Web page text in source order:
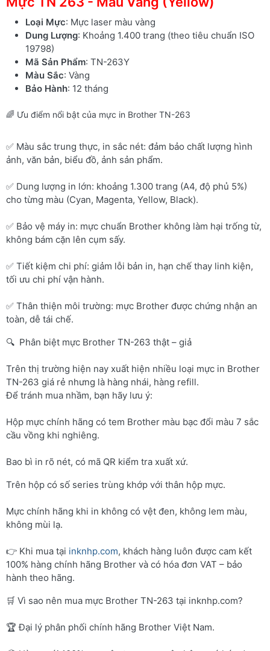
Loại Mực: Mực laser màu vàng
Dung Lượng: Khoảng 1.400 trang (theo tiêu chuẩn ISO
19798)
Mã Sản Phẩm: TN-263Y
Màu Sắc: Vàng
Bảo Hành: 12 tháng
🌈 Ưu điểm nổi bật của mực in Brother TN-263
✅ Màu sắc trung thực, in sắc nét: đảm bảo chất lượng hình
ảnh, văn bản, biểu đồ, ảnh sản phẩm.
✅ Dung lượng in lớn: khoảng 1.300 trang (A4, độ phủ 5%)
cho từng màu (Cyan, Magenta, Yellow, Black).
✅ Bảo vệ máy in: mực chuẩn Brother không làm hại trống từ,
không bám cặn lên cụm sấy.
✅ Tiết kiệm chi phí: giảm lỗi bản in, hạn chế thay linh kiện,
tối ưu chi phí vận hành.
✅ Thân thiện môi trường: mực Brother được chứng nhận an
toàn, dễ tái chế.
🔍 Phân biệt mực Brother TN-263 thật – giả
Trên thị trường hiện nay xuất hiện nhiều loại mực in Brother
TN-263 giá rẻ nhưng là hàng nhái, hàng refill.
Để tránh mua nhầm, bạn hãy lưu ý:
Hộp mực chính hãng có tem Brother màu bạc đổi màu 7 sắc
cầu vồng khi nghiêng.
Bao bì in rõ nét, có mã QR kiểm tra xuất xứ.
Trên hộp có số series trùng khớp với thân hộp mực.
Mực chính hãng khi in không có vệt đen, không lem màu,
không mùi lạ.
👉 Khi mua tại inknhp.com, khách hàng luôn được cam kết
100% hàng chính hãng Brother và có hóa đơn VAT – bảo
hành theo hãng.
🛒 Vì sao nên mua mực Brother TN-263 tại inknhp.com?
🏆 Đại lý phân phối chính hãng Brother Việt Nam.